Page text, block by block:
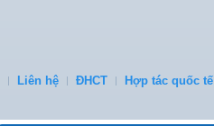
Liên hệ ĐHCT
Hợp tác quốc tế